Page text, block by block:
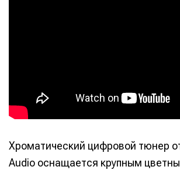
Хроматический цифровой тюнер
Audio оснащается крупным